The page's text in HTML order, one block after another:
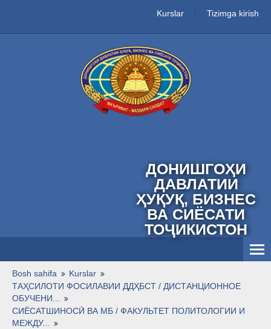
Kurslar Tizimga kirish
ДОНИШГОҲИ
ДАВЛАТИИ
ҲУҚУҚ, БИЗНЕС
ВА СИЁСАТИ
ТОҶИКИСТОН
O'zbekcha ‎(uz)‎
Bosh sahifa
Kurslar
ТАҲСИЛОТИ ФОСИЛАВИИ ДДҲБСТ / ДИСТАНЦИОННОЕ
ОБУЧЕНИ...
СИЁСАТШИНОСӢ ВА МБ / ФАКУЛЬТЕТ ПОЛИТОЛОГИИ И
МЕЖДУ...